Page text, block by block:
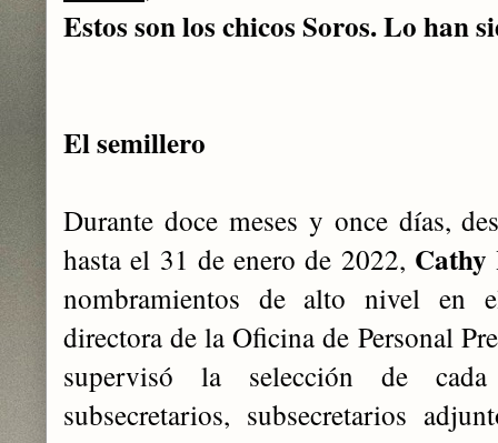
Estos son los chicos Soros. Lo han
El semillero
Durante doce meses y once días,
hasta el 31 de enero de 2022, Cathy
nombramientos de alto nivel en
directora de la Oficina de Personal
supervisó la selección de
subsecretarios, subsecretarios